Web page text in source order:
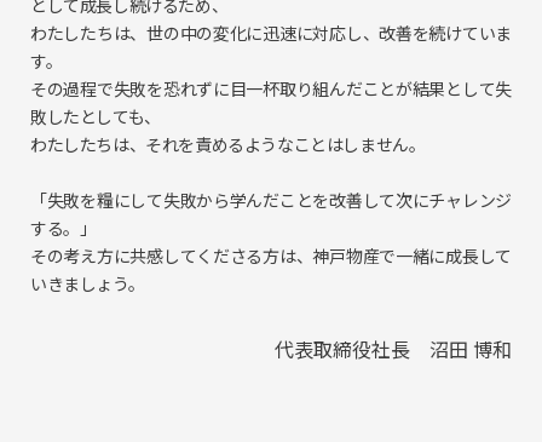
として成長し続けるため、
わたしたちは、世の中の変化に迅速に対応し、改善を続けていま
す。
その過程で失敗を恐れずに目一杯取り組んだことが結果として失
敗したとしても、
わたしたちは、それを責めるようなことはしません。
「失敗を糧にして失敗から学んだことを改善して次にチャレンジ
する。」
その考え方に共感してくださる方は、神戸物産で一緒に成長して
いきましょう。
代表取締役社長 沼田 博和